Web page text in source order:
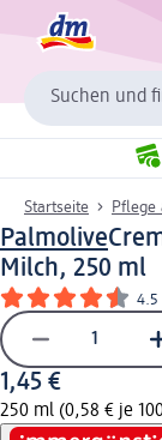
Suchen und
Startseite Pflege
Palmolive
Milch, 250 ml
4.5
1,45 €
250 ml (0,58 € je